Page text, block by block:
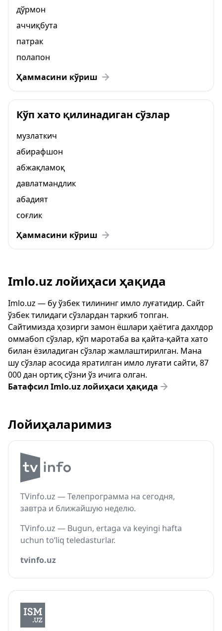
дўрмон
аччиқбута
патрак
полапон
Ҳаммасини кўриш
Кўп хато қилинадиган сўзлар
музлаткич
абирафшон
абжақламоқ
давлатмандлик
абадият
соғлик
Ҳаммасини кўриш
Imlo.uz лойиҳаси ҳақида
Imlo.uz — бу ўзбек тилининг имло луғатидир. Сайт
ўзбек тилидаги сўзлардан таркиб топган.
Сайтимизда ҳозирги замон ёшлари ҳаётига дахлдор
оммабоп сўзлар, кўп маротаба ва қайта-қайта хато
билан ёзиладиган сўзлар жамлаштирилган. Мана
шу сўзлар асосида яратилган имло луғати сайти, 87
000 дан ортиқ сўзни ўз ичига олган.
Батафсил Imlo.uz лойиҳаси ҳақида
Лойиҳаларимиз
TVinfo.uz — Телепрограмма на сегодня,
завтра и ближайшую неделю.
TVinfo.uz — Bugun, ertaga va keyingi hafta
uchun to‘liq teledasturlar.
tvinfo.uz